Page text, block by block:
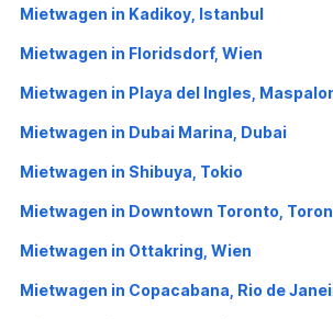
Mietwagen in Kadikoy, Istanbul
Mietwagen in Floridsdorf, Wien
Mietwagen in Playa del Ingles,
Mietwagen in Dubai Marina, Dubai
Mietwagen in Shibuya, Tokio
Mietwagen in Downtown Toronto,
Mietwagen in Ottakring, Wien
Mietwagen in Copacabana, Rio de